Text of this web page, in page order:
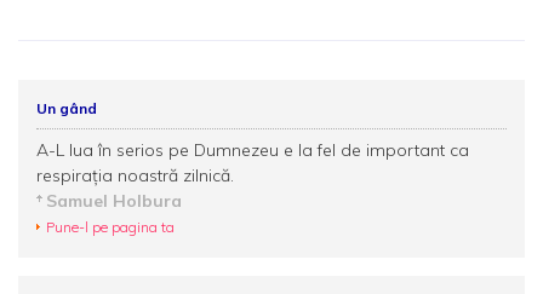
Un gând
A-L lua în serios pe Dumnezeu e la fel de important ca
respirația noastră zilnică.
Samuel Holbura
Pune-l pe pagina ta